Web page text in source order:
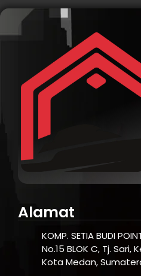
Alamat
KOMP. SETIA BUDI
No.15 BLOK C, Tj.
Kota Medan,